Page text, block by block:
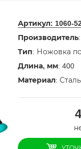
Артикул: 1060-
Производитель
Тип: Ножовка
Длина, мм: 400
Материал: Сталь